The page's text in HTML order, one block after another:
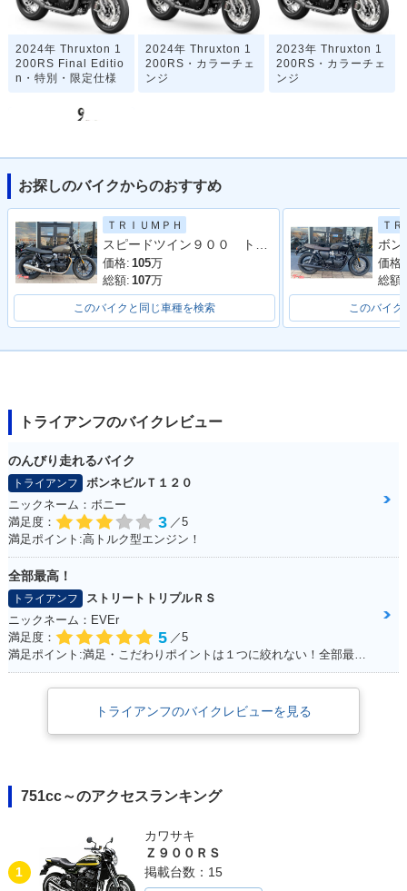
2024年 Thruxton 1
200RS Final Editio
n・特別・限定仕様
2024年 Thruxton 1
200RS・カラーチェ
ンジ
2023年 Thruxton 1
200RS・カラーチェ
ンジ
2020年 Thruxton 1
200RS・新登場
お探しのバイクからのおすすめ
ＴＲＩＵＭＰＨ
スピードツイン９００ トライアンフ認定中古車 ワンオーナー エンジンガード ２ライディングモード
価格: 105万
総額: 107万
このバイクと同じ車種を検索
Ｔ
価格:
総額:
このバイク
トライアンフのバイクレビュー
のんびり走れるバイク
トライアンフ
ボンネビルＴ１２０
ニックネーム：ボニー
満足度：
3 ／5
満足ポイント:高トルク型エンジン！
全部最高！
トライアンフ
ストリートトリプルＲＳ
ニックネーム：EVEr
満足度：
5 ／5
満足ポイント:満足・こだわりポイントは１つに絞れない！全部最高！！
トライアンフのバイクレビューを見る
751cc～のアクセスランキング
1
カワサキ
Ｚ９００ＲＳ
掲載台数：15